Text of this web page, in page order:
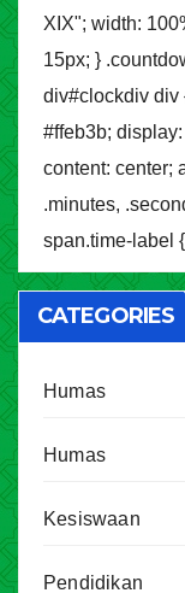
XIX"; width:
15px; }
div#clockdiv div
#ffeb3b;
content: center;
.minutes,
span.time-label
CATEGORIES
Humas
Humas
Kesiswaan
Pendidikan